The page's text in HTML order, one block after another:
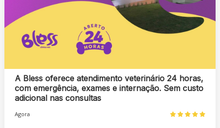
A Bless oferece atendimento veterinário 24 horas,
com emergência, exames e internação. Sem custo
adicional nas consultas
Agora